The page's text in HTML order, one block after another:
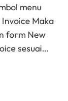
menu
Maka
form New
sesuai…